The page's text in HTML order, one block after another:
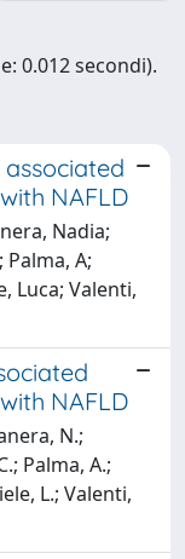
0.012 secondi).
NAFLD
Nadia;
A;
Luca; Valenti,
NAFLD
N.;
Palma, A.;
L.; Valenti,